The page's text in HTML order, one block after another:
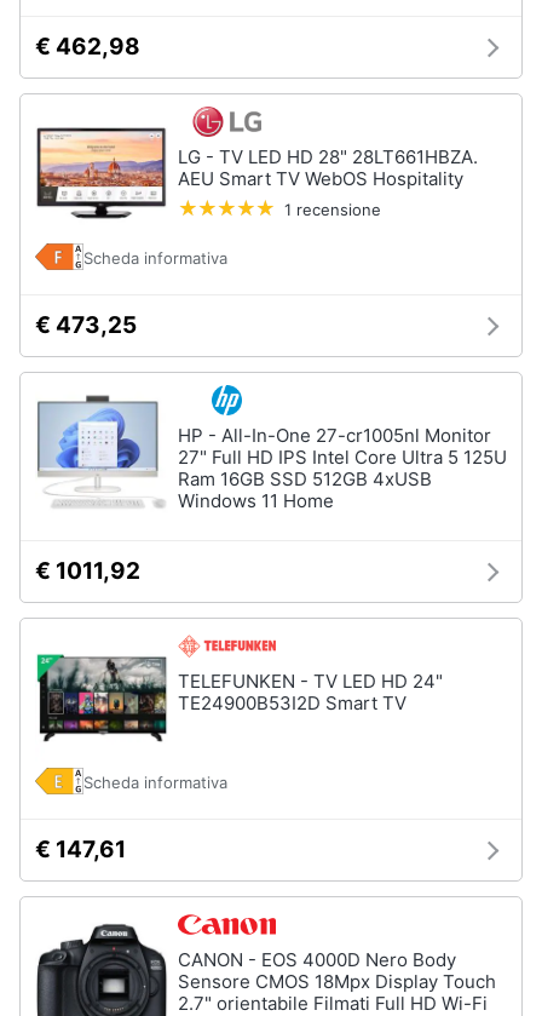
€ 462,98
LG - TV LED HD 28" 28LT661HBZA.
AEU Smart TV WebOS Hospitality
1 recensione
Scheda informativa
€ 473,25
HP - All-In-One 27-cr1005nl Monitor
27" Full HD IPS Intel Core Ultra 5 125U
Ram 16GB SSD 512GB 4xUSB
Windows 11 Home
€ 1011,92
TELEFUNKEN - TV LED HD 24"
TE24900B53I2D Smart TV
Scheda informativa
€ 147,61
CANON - EOS 4000D Nero Body
Sensore CMOS 18Mpx Display Touch
2.7" orientabile Filmati Full HD Wi-Fi